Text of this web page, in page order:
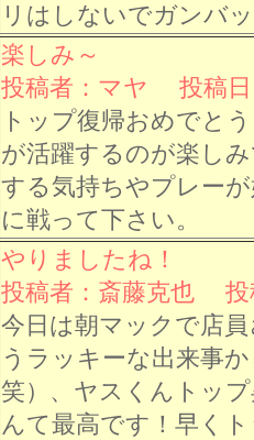
リはしないでガンバ
楽しみ～
投稿者：マヤ 投稿日
トップ復帰おめでと
が活躍するのが楽し
する気持ちやプレー
に戦って下さい。
やりましたね！
投稿者：斎藤克也 投
今日は朝マックで店
うラッキーな出来事
笑）、ヤスくんトッ
んて最高です！早く